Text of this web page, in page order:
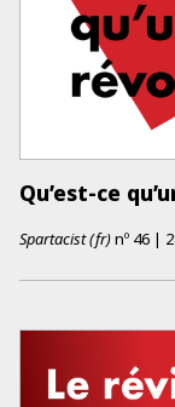
Qu’est-ce
Spartacist (fr)nº 46 |